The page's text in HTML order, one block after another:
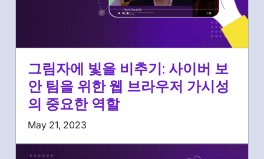
그림자에 빛을 비추기: 사이버 보
안 팀을 위한 웹 브라우저 가시성
의 중요한 역할
May 21, 2023